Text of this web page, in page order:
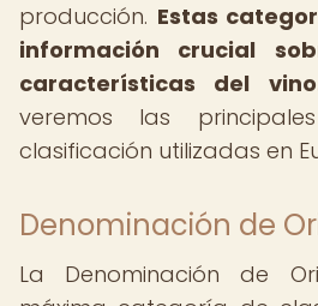
producción. Estas
información crucial
características del
veremos las
clasificación utilizadas en
Denominación de
La Denominación de